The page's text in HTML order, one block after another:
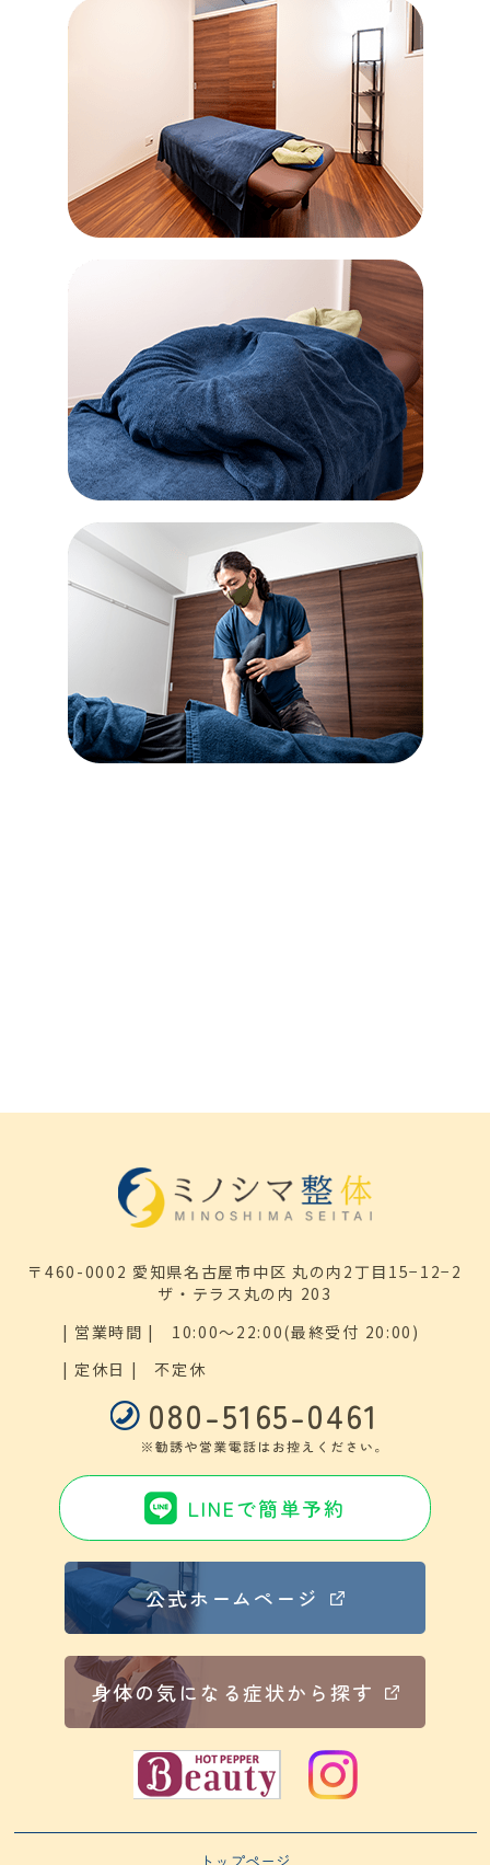
〒460-0002 愛知県名古屋市中区 丸の内2丁目15−12−2
ザ・テラス丸の内 203
| 営業時間 |
10:00～22:00(最終受付 20:00)
| 定休日 |
不定休
080-5165-0461
LINEで簡単予約
公式ホームページ
身体の気になる症状から探す